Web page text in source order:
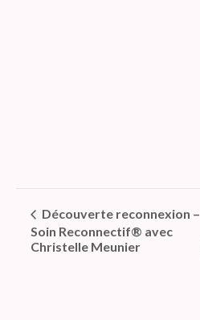
Découverte reconnexion –
Soin Reconnectif® avec
Christelle Meunier